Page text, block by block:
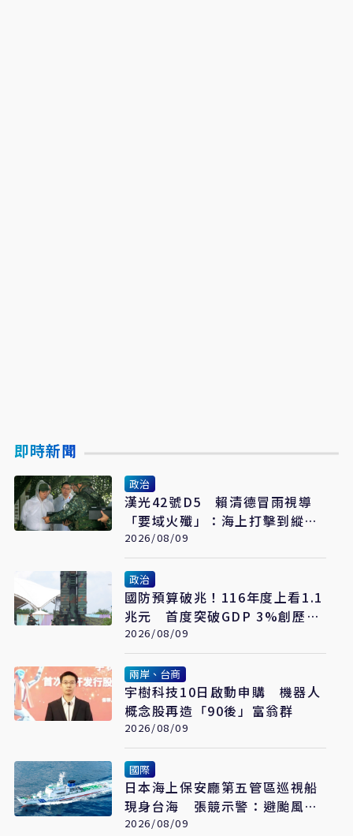
即時新聞
政治
漢光42號D5 賴清德冒雨視導
「要域火殲」：海上打擊到縱深
防禦驗證整體戰力
2026/08/09
政治
國防預算破兆！116年度上看1.1
兆元 首度突破GDP 3%創歷史
新高
2026/08/09
兩岸、台商
宇樹科技10日啟動申購 機器人
概念股再造「90後」富翁群
2026/08/09
國際
日本海上保安廳第五管區巡視船
現身台海 張競示警：避颱風也
要關注航行動向
2026/08/09